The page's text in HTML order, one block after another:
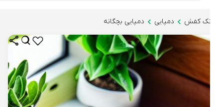
کفش دمپایی دمپایی بچگانه